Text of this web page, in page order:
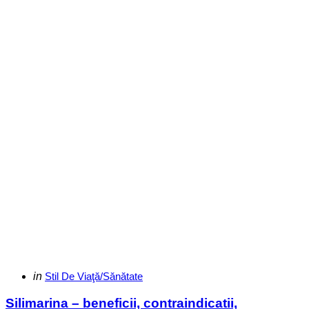
Categories
Posted
in Stil De Viaţă/Sănătate
Silimarina – beneficii, contraindicatii,